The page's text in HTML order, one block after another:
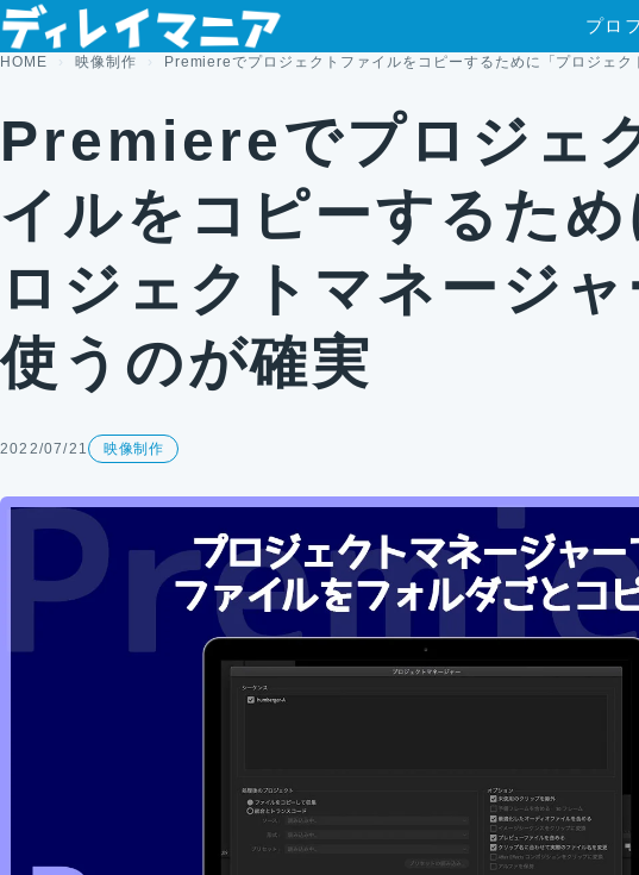
コンテンツへスキップ プロ
HOME 映像制作 Premiereでプロジェクトファイルをコピーするために「プロジェク
Premiereでプロジェ
イルをコピーするた
ロジェクトマネージャ
使うのが確実
2022/07/21 映像制作